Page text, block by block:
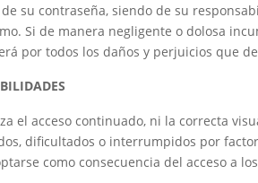
su contraseña, siendo de su
Si de manera negligente o dolosa
por todos los daños y perjuicios que
el acceso continuado, ni la correcta
dificultados o interrumpidos por
como consecuencia del acceso a